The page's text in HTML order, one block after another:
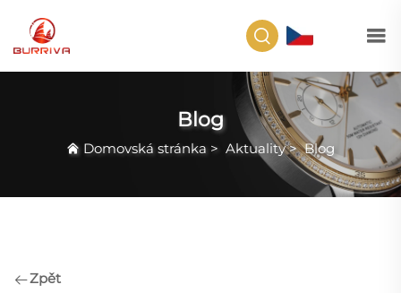
Blog
Domovská stránka > Aktuality>Blog
Zpět